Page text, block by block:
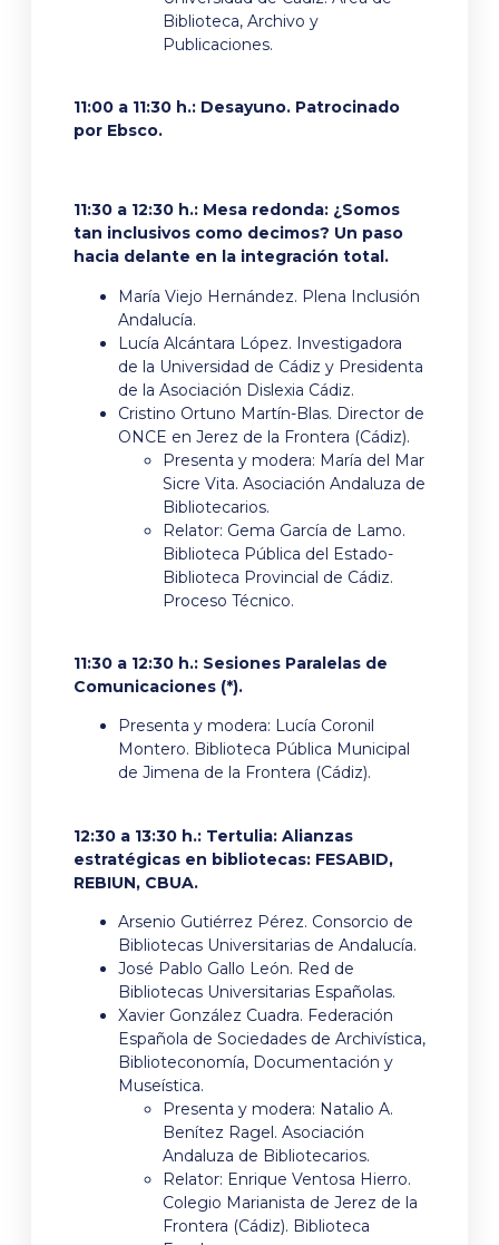
Biblioteca, Archivo y
Publicaciones.
11:00 a 11:30 h.: Desayuno. Patrocinado
por Ebsco.
11:30 a 12:30 h.: Mesa redonda: ¿Somos
tan inclusivos como decimos? Un paso
hacia delante en la integración total.
María Viejo Hernández. Plena Inclusión
Andalucía.
Lucía Alcántara López. Investigadora
de la Universidad de Cádiz y Presidenta
de la Asociación Dislexia Cádiz.
Cristino Ortuno Martín-Blas. Director de
ONCE en Jerez de la Frontera (Cádiz).
Presenta y modera: María del Mar
Sicre Vita. Asociación Andaluza de
Bibliotecarios.
Relator: Gema García de Lamo.
Biblioteca Pública del Estado-
Biblioteca Provincial de Cádiz.
Proceso Técnico.
11:30 a 12:30 h.: Sesiones Paralelas de
Comunicaciones (*).
Presenta y modera: Lucía Coronil
Montero. Biblioteca Pública Municipal
de Jimena de la Frontera (Cádiz).
12:30 a 13:30 h.: Tertulia: Alianzas
estratégicas en bibliotecas: FESABID,
REBIUN, CBUA.
Arsenio Gutiérrez Pérez. Consorcio de
Bibliotecas Universitarias de Andalucía.
José Pablo Gallo León. Red de
Bibliotecas Universitarias Españolas.
Xavier González Cuadra. Federación
Española de Sociedades de Archivística,
Biblioteconomía, Documentación y
Museística.
Presenta y modera: Natalio A.
Benítez Ragel. Asociación
Andaluza de Bibliotecarios.
Relator: Enrique Ventosa Hierro.
Colegio Marianista de Jerez de la
Frontera (Cádiz). Biblioteca